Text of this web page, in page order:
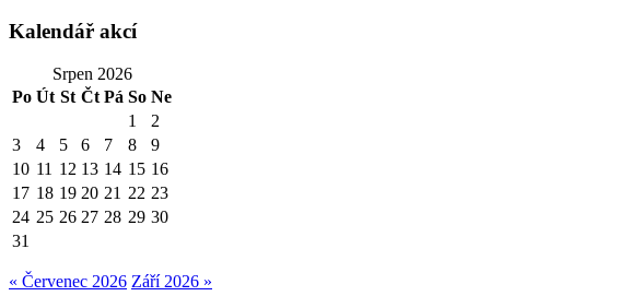
Kalendář akcí
Srpen 2026
Po Út St Čt Pá So Ne
1
2
3
4 5 6 7 8
9
10 11 12 13 14 15 16
17 18 19 20 21 22 23
24 25 26 27 28 29 30
31
« Červenec 2026 Září 2026 »